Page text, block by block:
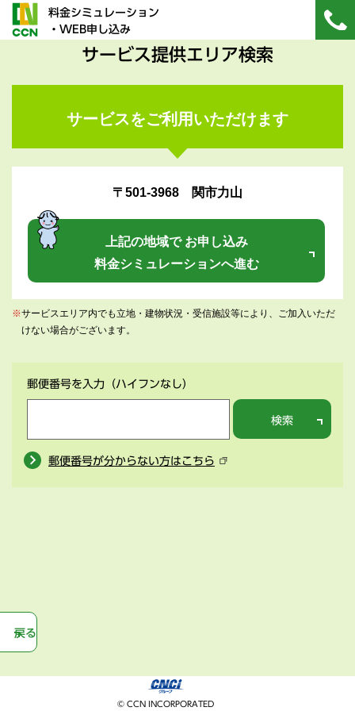
料金シミュレーション
・WEB申し込み
サービス提供エリア検索
サービスをご利用いただけます
〒501-3968 関市力山
上記の地域で お申し込み
料金シミュレーションへ進む
※サービスエリア内でも立地・建物状況・受信施設等により、ご加入いただ
けない場合がございます。
郵便番号を入力 （ハイフンなし）
検索
郵便番号が分からない方はこちら
戻る
© CCN INCORPORATED